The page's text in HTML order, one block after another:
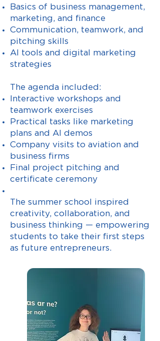
Basics of business management,
marketing, and finance
Communication, teamwork, and
pitching skills
AI tools and digital marketing
strategies
The agenda included:
Interactive workshops and
teamwork exercises
Practical tasks like marketing
plans and AI demos
Company visits to aviation and
business firms
Final project pitching and
certificate ceremony
The summer school inspired
creativity, collaboration, and
business thinking — empowering
students to take their first steps
as future entrepreneurs.